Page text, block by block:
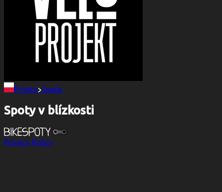
Polsko Opole
Spoty v blízkosti
Privacy Policy